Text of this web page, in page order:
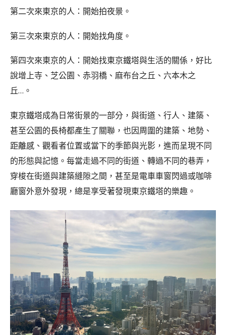
第二次來東京的人：開始拍夜景。
第三次來東京的人：開始找角度。
第四次來東京的人：開始找東京鐵塔與生活的關係，好比
說增上寺、芝公園、赤羽橋、麻布台之丘、六本木之
丘…。
東京鐵塔成為日常街景的一部分，與街道、行人、建築、
甚至公園的長椅都產生了關聯，也因周圍的建築、地勢、
距離感、觀看者位置或當下的季節與光影，進而呈現不同
的形態與記憶。每當走過不同的街道、轉過不同的巷弄，
穿梭在街道與建築縫隙之間，甚至是電車車窗閃過或咖啡
廳窗外意外發現，總是享受著發現東京鐵塔的樂趣。